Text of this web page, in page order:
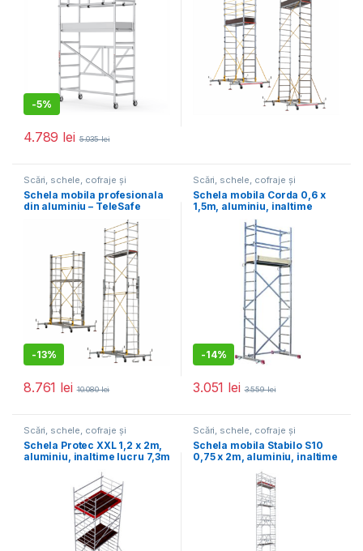
-5%
4.789 lei 5.035lei
Scări, schele, cofraje și
accesorii Utilaje pentru
construcții
Schela mobila profesionala
din aluminiu – TeleSafe
-13%
8.761 lei 10.080lei
Scări, schele, cofraje și
accesorii Utilaje pentru
construcții
Schela mobila Corda 0,6 x
1,5m, aluminiu, inaltime
lucru 5m (A+B)
-14%
3.051 lei 3.559lei
Scări, schele, cofraje și
accesorii Utilaje pentru
construcții
Schela Protec XXL 1,2 x 2m,
aluminiu, inaltime lucru 7,3m
Scări, schele, cofraje și
accesorii Utilaje pentru
construcții
Schela mobila Stabilo S10
0,75 x 2m, aluminiu, inaltime